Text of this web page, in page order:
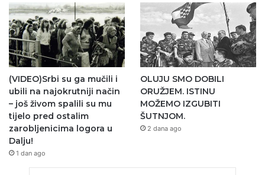
(VIDEO)Srbi su ga mučili i
ubili na najokrutniji način
– još živom spalili su mu
tijelo pred ostalim
zarobljenicima logora u
Dalju!
1 dan ago
OLUJU SMO DOBILI
ORUŽJEM. ISTINU
MOŽEMO IZGUBITI
ŠUTNJOM.
2 dana ago